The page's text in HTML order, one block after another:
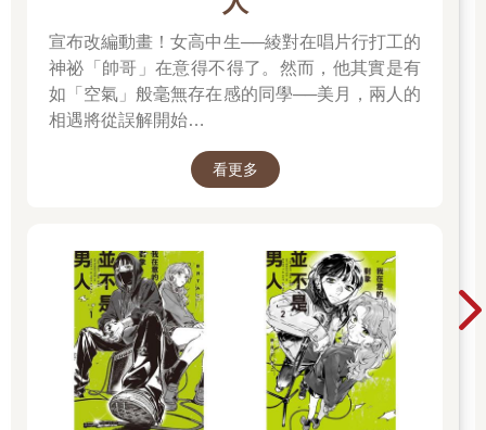
「這下回到宮裡，所有的僕人們都要遭殃了。」
「……」
「更別說如果父親、母親和大哥看到的話……」Anil公主一一列出
Prik的主人們。
「在下怕了，拜託殿下別懲罰在下。」眼看Prik止不住發抖，公
主便停止欺負她最親近的僕人。
「不然先去粉蓮宮處理傷口好嗎？」最後公主替Prik提出了解
「謝謝讚美。」公主反諷道，但Prik看似沒聽懂言外之意，因為
現在她正忙著轉身撿拾那堆四散在空地的果實。
「扶我起來一下，不要只顧著撿果實。」Anil公主艱辛地試圖撐起
身子。「擔心我一下好嗎！」
「來了來了，哎呦！我這是遭了什麼罪，要撿果實還要抱小
「有本事就真的把我抱起來呀！」Prik每次都愛頂嘴，公主只好
邊笑邊下達指令。
宣布改編動畫！女高中生──綾對在唱片行打工的
神祕「帥哥」在意得不得了。然而，他其實是有
如「空氣」般毫無存在感的同學──美月，兩人的
相遇將從誤解開始…
看更多